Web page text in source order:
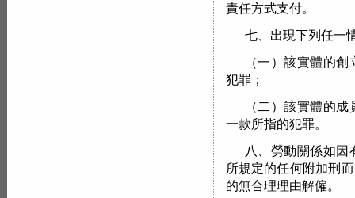
責任方式支付。
七、出現下列任一
（一）該實體的
犯罪；
（二）該實體的
一款所指的犯罪。
八、勞動關係如
所規定的任何附加刑
的無合理理由解僱。